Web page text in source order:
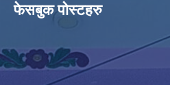
फेसबुक पोस्टहरु